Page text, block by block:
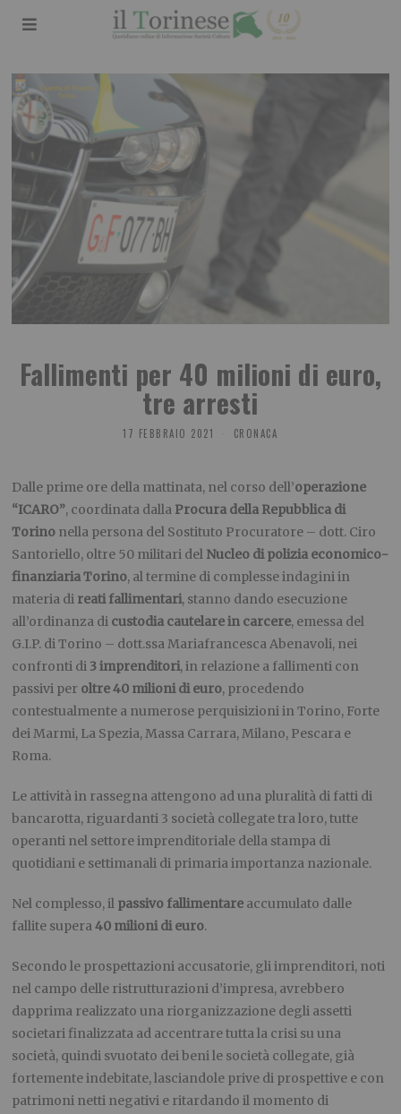
Fallimenti per 40 milioni di euro,
tre arresti
17 FEBBRAIO 2021 CRONACA
Dalle prime ore della mattinata, nel corso dell’operazione
“ICARO”, coordinata dalla Procura della Repubblica di
Torino nella persona del Sostituto Procuratore – dott. Ciro
Santoriello, oltre 50 militari del Nucleo di polizia economico-
finanziaria Torino, al termine di complesse indagini in
materia di reati fallimentari, stanno dando esecuzione
all’ordinanza di custodia cautelare in carcere, emessa del
G.I.P. di Torino – dott.ssa Mariafrancesca Abenavoli, nei
confronti di 3 imprenditori, in relazione a fallimenti con
passivi per oltre 40 milioni di euro, procedendo
contestualmente a numerose perquisizioni in Torino, Forte
dei Marmi, La Spezia, Massa Carrara, Milano, Pescara e
Roma.
Le attività in rassegna attengono ad una pluralità di fatti di
bancarotta, riguardanti 3 società collegate tra loro, tutte
operanti nel settore imprenditoriale della stampa di
quotidiani e settimanali di primaria importanza nazionale.
Nel complesso, il passivo fallimentare accumulato dalle
fallite supera40 milioni di euro.
Secondo le prospettazioni accusatorie, gli imprenditori, noti
nel campo delle ristrutturazioni d’impresa, avrebbero
dapprima realizzato una riorganizzazione degli assetti
societari finalizzata ad accentrare tutta la crisi su una
società, quindi svuotato dei beni le società collegate, già
fortemente indebitate, lasciandole prive di prospettive e con
patrimoni netti negativi e ritardando il momento di